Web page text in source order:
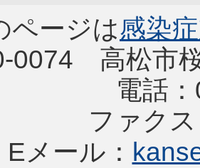
ページは感染
0074 高松市
電話
ファク
Eメール：